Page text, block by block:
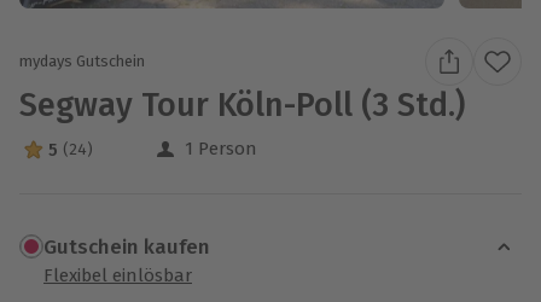
mydays Gutschein
Segway Tour Köln-Poll (3 Std.)
5 Sterne von 5 aus 24 Bewertungen
5 (24) 1 Person
Gutschein kaufen
Flexibel einlösbar